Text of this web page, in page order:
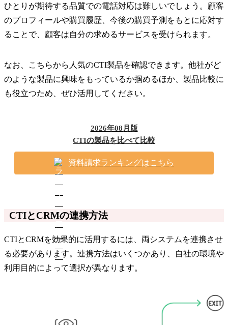
ひとりが期待する品質での電話対応は難しいでしょう。顧客
のプロフィールや購買履歴、今後の購買予測をもとに応対す
ることで、顧客は自分の求めるサービスを受けられます。
なお、こちらから人気のCTI製品を確認できます。他社がど
のような製品に興味をもっているか掴めるほか、製品比較に
も役立つため、ぜひ活用してください。
2026年08月版
CTIの製品を比べて比較
資料請求ランキングはこちら
CTIとCRMの連携方法
CTIとCRMを効果的に活用するには、両システムを連携させ
る必要があります。連携方法はいくつかあり、自社の環境や
利用目的によって選択が異なります。